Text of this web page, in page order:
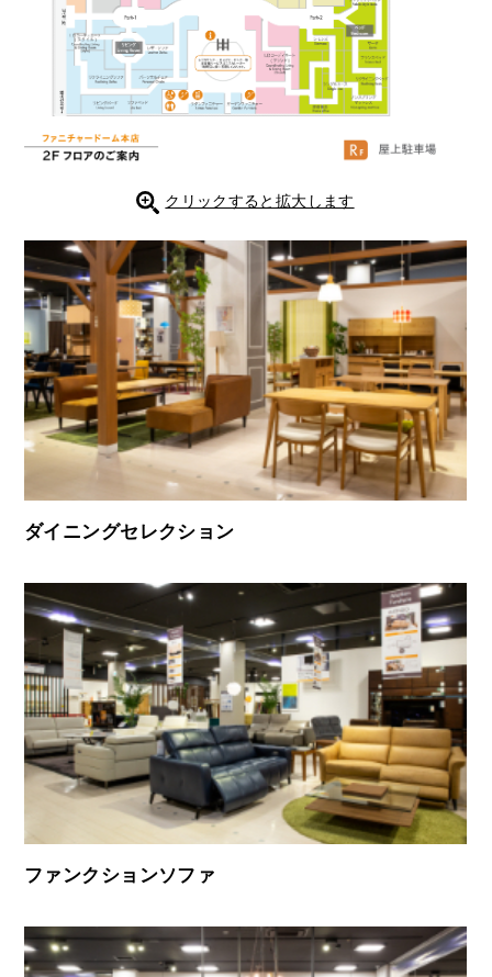
クリックすると拡大します
ダイニングセレクション
ファンクションソファ